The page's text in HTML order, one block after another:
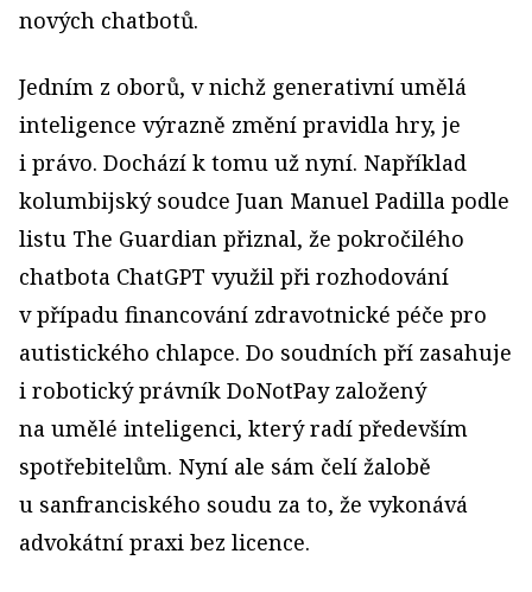
nových chatbotů.
Jedním z oborů, v nichž generativní umělá
inteligence výrazně změní pravidla hry, je
i právo. Dochází k tomu už nyní. Například
kolumbijský soudce Juan Manuel Padilla podle
listu The Guardian přiznal, že pokročilého
chatbota ChatGPT využil při rozhodování
v případu financování zdravotnické péče pro
autistického chlapce. Do soudních pří zasahuje
i robotický právník DoNotPay založený
na umělé inteligenci, který radí především
spotřebitelům. Nyní ale sám čelí žalobě
u sanfranciského soudu za to, že vykonává
advokátní praxi bez licence.